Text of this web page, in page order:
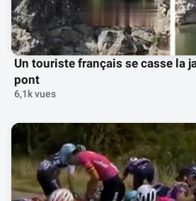
Un touriste français se casse la
pont
6,1k vues